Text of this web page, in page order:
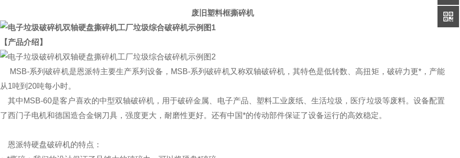
废旧塑料框撕碎机
【产品介绍】
MSB-系列破碎机是恩派特主要生产系列设备，MSB-系列破碎机又称双轴破碎机，其特色是低转数、高扭矩，破碎力更*，产能
从1吨到20吨每小时。
其中MSB-60是客户喜欢的中型双轴破碎机，用于破碎金属、电子产品、塑料工业废纸、生活垃圾，医疗垃圾等废料。设备配置
了西门子电机和德国造合金钢刀具，强度更大，耐磨性更好。还有中国*的传动部件保证了设备运行的高效稳定。
恩派特硬盘破碎机的特点：